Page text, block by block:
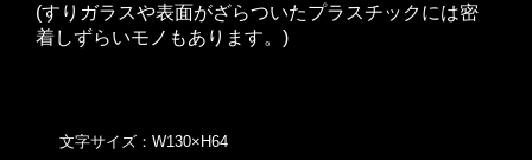
(すりガラスや表面がざらついたプラスチックには密
着しずらいモノもあります。)
文字サイズ：W130×H64